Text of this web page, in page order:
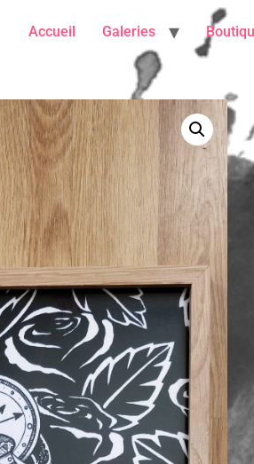
Accueil Galeries